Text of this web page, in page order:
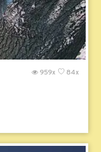
84x
959x